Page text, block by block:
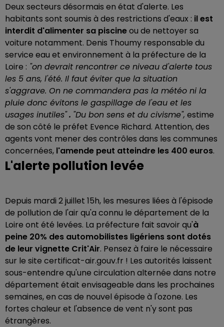
Deux secteurs désormais en état d'alerte. Les
habitants sont soumis à des restrictions d'eaux : il est
interdit d'alimenter sa piscineou de nettoyer sa
voiture notamment. Denis Thoumy responsable du
service eau et environnement à la préfecture de la
Loire : "on devrait rencontrer ce niveau d'alerte tous
les 5 ans, l'été. Il faut éviter que la situation
s'aggrave. On ne commandera pas la météo ni la
pluie donc évitons le gaspillage de l'eau et les
usages inutiles". "Du bon sens et du civisme", estime
de son côté le préfet Evence Richard. Attention, des
agents vont mener des contrôles dans les communes
concernées, l'amende peut atteindre les 400 euros.
L'alerte pollution levée
Depuis mardi 2 juillet 15h, les mesures liées à l'épisode
de pollution de l'air qu'a connu le département de la
Loire ont été levées. La préfecture fait savoir qu'à
peine 20% des automobilistes ligériens sont dotés
de leur vignette Crit'Air. Pensez à faire le nécessaire
sur le site certificat-air.gouv.fr ! Les autorités laissent
sous-entendre qu'une circulation alternée dans notre
département était envisageable dans les prochaines
semaines, en cas de nouvel épisode à l'ozone. Les
fortes chaleur et l'absence de vent n'y sont pas
étrangères.